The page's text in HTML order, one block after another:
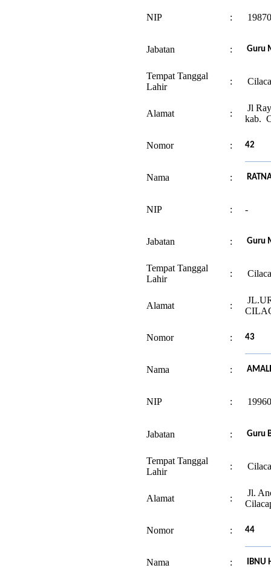
NIP :
Jabatan : Guru
Tempat Tanggal
Lahir
:
Alamat :
Jl
kab.
Nomor : 42
Nama :
NIP : -
Jabatan : Guru
Tempat Tanggal
Lahir
:
Alamat :
Nomor : 43
Nama :
NIP :
Jabatan : Guru
Tempat Tanggal
Lahir
:
Alamat :
Jl.
Nomor : 44
Nama : IBNU